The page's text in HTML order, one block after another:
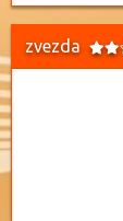
zvezda